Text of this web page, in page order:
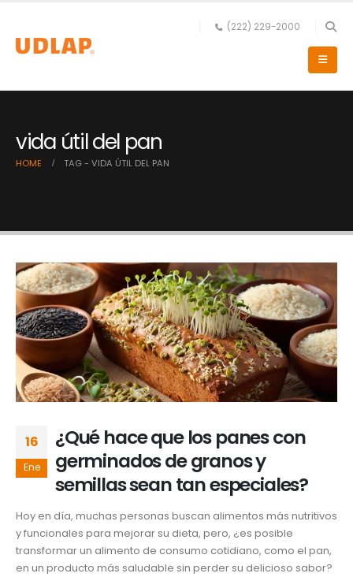
(222) 229-2000
vida útil del pan
HOME TAG - VIDA ÚTIL DEL PAN
16
Ene
¿Qué hace que los panes con
germinados de granos y
semillas sean tan especiales?
Hoy en día, muchas personas buscan alimentos más nutritivos
y funcionales para mejorar su dieta, pero, ¿es posible
transformar un alimento de consumo cotidiano, como el pan,
en un producto más saludable sin perder su delicioso sabor?